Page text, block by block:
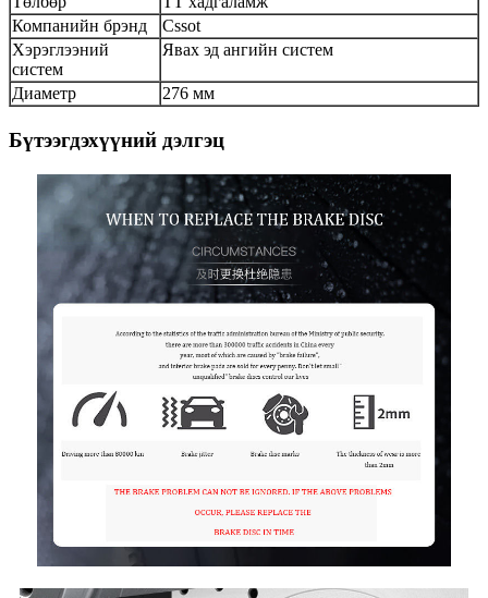
Компанийн брэнд
Cssot
Хэрэглээний
систем
Явах эд ангийн систем
Диаметр 276 мм
Бүтээгдэхүүний дэлгэц